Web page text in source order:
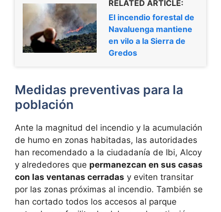
RELATED ARTICLE:
El incendio forestal de
Navaluenga mantiene
en vilo a la Sierra de
Gredos
Medidas preventivas para la
población
Ante la magnitud del incendio y la acumulación
de humo en zonas habitadas, las autoridades
han recomendado a la ciudadanía de Ibi, Alcoy
y alrededores que permanezcan en sus casas
con las ventanas cerradas y eviten transitar
por las zonas próximas al incendio. También se
han cortado todos los accesos al parque